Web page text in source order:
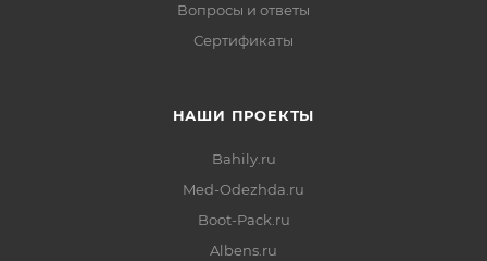
Вопросы и ответы
Сертификаты
НАШИ ПРОЕКТЫ
Bahily.ru
Med-Odezhda.ru
Boot-Pack.ru
Albens.ru